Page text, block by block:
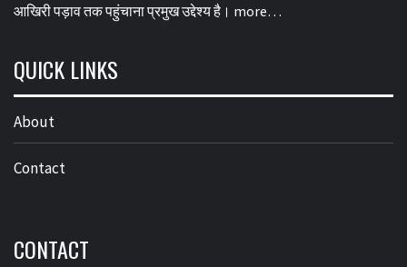
आखिरी पड़ाव तक पहुंचाना प्रमुख उद्देश्य है। more…
QUICK LINKS
About
Contact
CONTACT